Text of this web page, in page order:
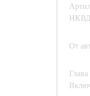
НКВД
От